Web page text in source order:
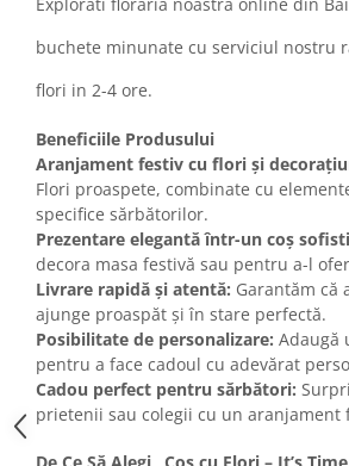
buchete minunate cu serviciul nostru
flori in 2-4 ore.
Beneficiile Produsului
Aranjament festiv cu flori și
Flori proaspete, combinate cu
specifice sărbătorilor.
Prezentare elegantă într-un coș
decora masa festivă sau pentru a-l
Livrare rapidă și atentă: Garantăm că
ajunge proaspăt și în stare perfectă.
Posibilitate de personalizare: Adaugă
pentru a face cadoul cu adevărat
Cadou perfect pentru sărbători:
prietenii sau colegii cu un aranjament